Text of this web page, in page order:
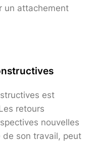
un attachement
est
retours
nouvelles
de son travail, peut